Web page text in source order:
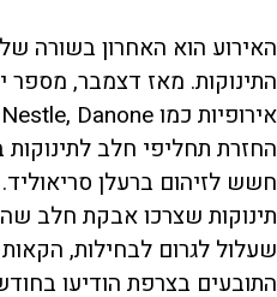
האירוע הוא האחרון בשורה
התינוקות. מאז דצמבר, מספר
חשש לזיהום ברעלן
תינוקות שצרכו אבקת חלב
שעלול לגרום לבחילות,
התובעים בצרפת הודיעו